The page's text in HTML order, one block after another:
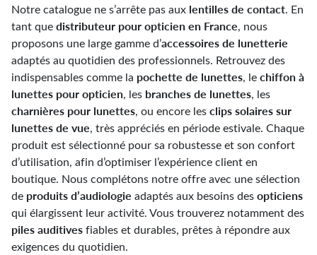
Notre catalogue ne s’arrête pas aux lentilles de contact. En
tant quedistributeur pour opticienen France, nous
proposons une large gamme d’accessoires de lunetterie
adaptés au quotidien des professionnels. Retrouvez des
indispensables comme la pochette de lunettes, lechiffon à
lunettes pour opticien, les branches de lunettes, les
charnières pour lunettes, ou encore lesclips solaires sur
lunettes de vue, très appréciés en période estivale. Chaque
produit est sélectionné pour sa robustesse et son confort
d’utilisation, afin d’optimiser l’expérience client en
boutique. Nous complétons notre offre avec une sélection
de produits d’audiologie adaptés aux besoins desopticiens
qui élargissent leur activité. Vous trouverez notamment des
piles auditivesfiables et durables, prêtes à répondre aux
exigences du quotidien.